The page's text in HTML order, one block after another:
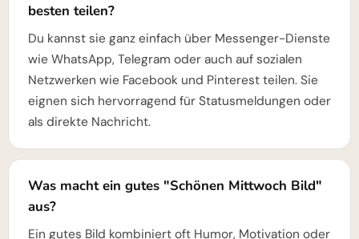
besten teilen?
Du kannst sie ganz einfach über Messenger-Dienste
wie WhatsApp, Telegram oder auch auf sozialen
Netzwerken wie Facebook und Pinterest teilen. Sie
eignen sich hervorragend für Statusmeldungen oder
als direkte Nachricht.
Was macht ein gutes "Schönen Mittwoch Bild"
aus?
Ein gutes Bild kombiniert oft Humor, Motivation oder